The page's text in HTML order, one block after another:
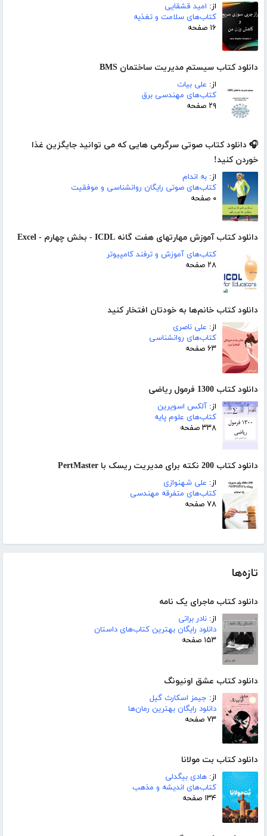
از: امید قشقایی
کتاب‌های سلامت و تغذیه
۱۶ صفحه
دانلود کتاب سیستم مدیریت ساختمان BMS
از: علی بیات
کتاب‌های مهندسی برق
۲۹ صفحه
🎧 دانلود کتاب صوتی سرگرمی هایی که می توانید جایگزین غذا
خوردن کنید!
از: به اندام
کتاب‌های صوتی رایگان روانشناسی و موفقیت
۰ صفحه
دانلود کتاب آموزش مهارتهای هفت گانه ICDL - بخش چهارم - Excel
کتاب‌های آموزش و ترفند کامپیوتر
۲۸ صفحه
دانلود کتاب خانم‌ها به خودتان افتخار کنید
از: علی ناصری
کتاب‌های روانشناسی
۶۳ صفحه
دانلود کتاب 1300 فرمول ریاضی
از: آلکس اسویرین
کتاب‌های علوم پایه
۳۳۸ صفحه
دانلود کتاب 200 نکته برای مدیریت ریسک با PertMaster
از: علی شهنوازی
کتاب‌های متفرقه مهندسی
۷۸ صفحه
تازه‌ها
دانلود کتاب ماجرای یک نامه
از: نادر براتی
دانلود رایگان بهترین کتاب‌های داستان
۱۵۳ صفحه
دانلود کتاب عشق اونیونگ
از: جیمز اسکارث گیل
دانلود رایگان بهترین رمان‌ها
۷۳ صفحه
دانلود کتاب بت مولانا
از: هادی بیگدلی
کتاب‌های اندیشه و مذهب
۱۳۴ صفحه